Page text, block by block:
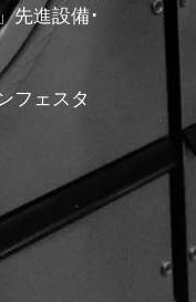
先進設備･
フェスタ